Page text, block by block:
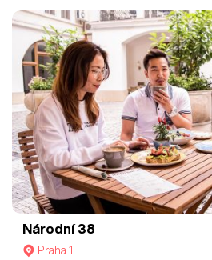
Národní 38
Praha 1